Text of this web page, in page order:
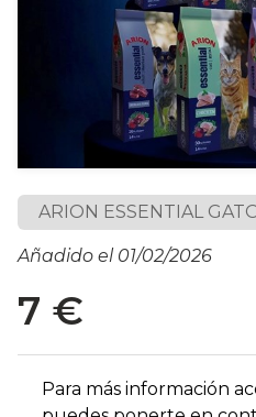
ARION ESSENTIAL
Añadido el 01/02/2026
7 €
Para más información